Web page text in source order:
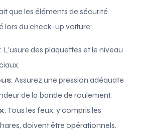
que les éléments de sécurité
lors du check-up voiture:
: L’usure des plaquettes et le niveau
: Assurez une pression adéquate
de la bande de roulement.
: Tous les feux, y compris les
doivent être opérationnels.